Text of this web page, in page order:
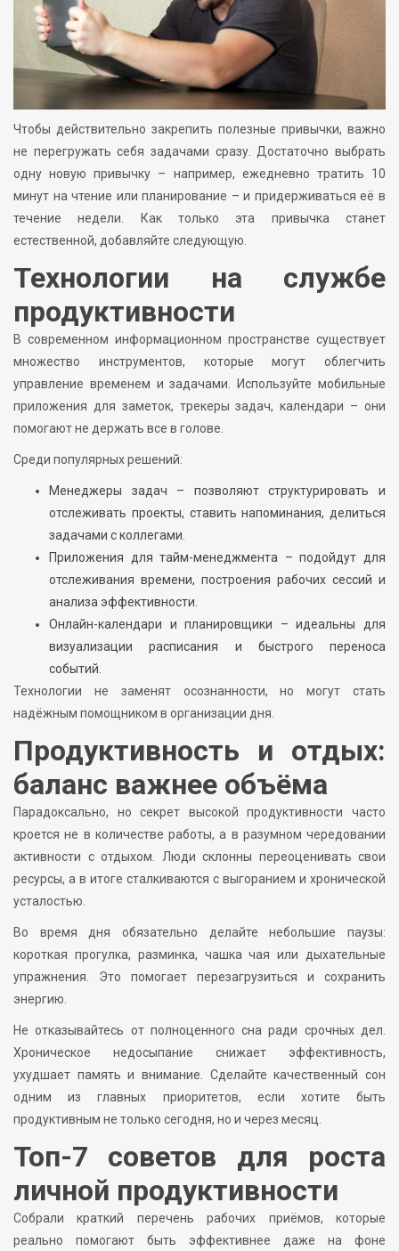
Чтобы действительно закрепить полезные привычки, важно
не перегружать себя задачами сразу. Достаточно выбрать
одну новую привычку – например, ежедневно тратить 10
минут на чтение или планирование – и придерживаться её в
течение недели. Как только эта привычка станет
естественной, добавляйте следующую.
Технологии на службе
продуктивности
В современном информационном пространстве существует
множество инструментов, которые могут облегчить
управление временем и задачами. Используйте мобильные
приложения для заметок, трекеры задач, календари – они
помогают не держать все в голове.
Среди популярных решений:
Менеджеры задач – позволяют структурировать и
отслеживать проекты, ставить напоминания, делиться
задачами с коллегами.
Приложения для тайм-менеджмента – подойдут для
отслеживания времени, построения рабочих сессий и
анализа эффективности.
Онлайн-календари и планировщики – идеальны для
визуализации расписания и быстрого переноса
событий.
Технологии не заменят осознанности, но могут стать
надёжным помощником в организации дня.
Продуктивность и отдых:
баланс важнее объёма
Парадоксально, но секрет высокой продуктивности часто
кроется не в количестве работы, а в разумном чередовании
активности с отдыхом. Люди склонны переоценивать свои
ресурсы, а в итоге сталкиваются с выгоранием и хронической
усталостью.
Во время дня обязательно делайте небольшие паузы:
короткая прогулка, разминка, чашка чая или дыхательные
упражнения. Это помогает перезагрузиться и сохранить
энергию.
Не отказывайтесь от полноценного сна ради срочных дел.
Хроническое недосыпание снижает эффективность,
ухудшает память и внимание. Сделайте качественный сон
одним из главных приоритетов, если хотите быть
продуктивным не только сегодня, но и через месяц.
Топ-7 советов для роста
личной продуктивности
Собрали краткий перечень рабочих приёмов, которые
реально помогают быть эффективнее даже на фоне